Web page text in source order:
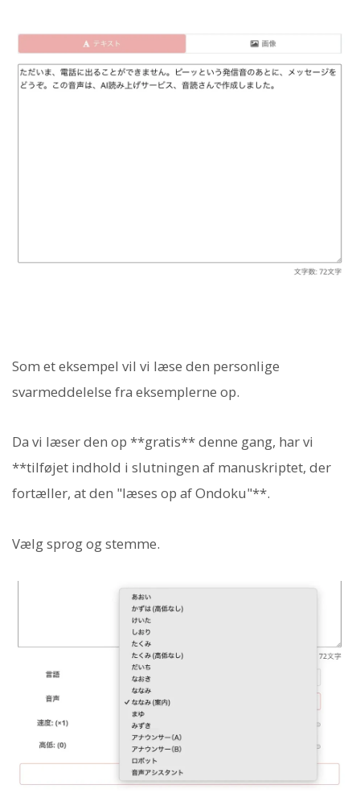
Som et eksempel vil vi læse den personlige
svarmeddelelse fra eksemplerne op.
Da vi læser den op **gratis** denne gang, har vi
**tilføjet indhold i slutningen af manuskriptet, der
fortæller, at den "læses op af Ondoku"**.
Vælg sprog og stemme.